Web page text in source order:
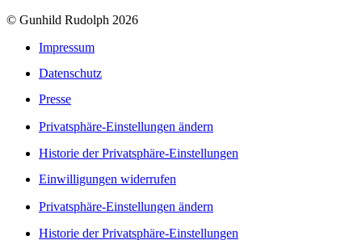
© Gunhild Rudolph 2026
Impressum
Datenschutz
Presse
Privatsphäre-Einstellungen ändern
Historie der Privatsphäre-Einstellungen
Einwilligungen widerrufen
Privatsphäre-Einstellungen ändern
Historie der Privatsphäre-Einstellungen